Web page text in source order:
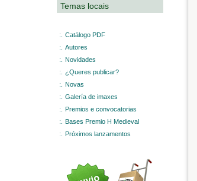
Temas locais
:.
Catálogo PDF
:.
Autores
:.
Novidades
:.
¿Queres publicar?
:.
Novas
:.
Galería de imaxes
:.
Premios e convocatorias
:.
Bases Premio H Medieval
:.
Próximos lanzamentos